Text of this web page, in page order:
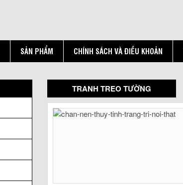
SẢN PHẨM CHÍNH SÁCH VÀ ĐIỀU KHOẢN
TRANH TREO TƯỜNG